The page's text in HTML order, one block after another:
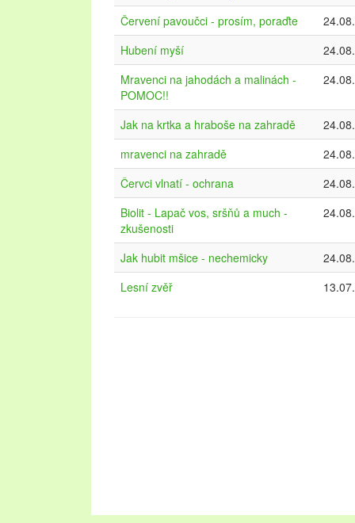
Červení pavoučci - prosím, poraďte
Hubení myší
Mravenci na jahodách a malinách -
POMOC!!
Jak na krtka a hraboše na zahradě
mravenci na zahradě
Červci vlnatí - ochrana
Biolit - Lapač vos, sršňů a much -
zkušenosti
Jak hubit mšice - nechemicky
Lesní zvěř